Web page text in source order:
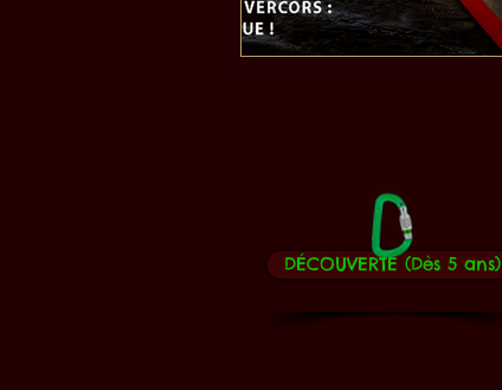
DÉCOUVERTE (Dès 5 ans)